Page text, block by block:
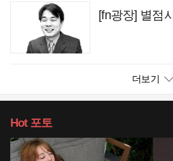
[fn광장] 별점
더보기
Hot포토